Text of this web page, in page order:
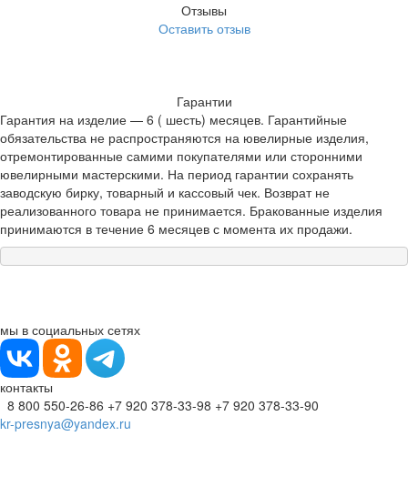
Отзывы
Оставить отзыв
Гарантии
Гарантия на изделие — 6 ( шесть) месяцев. Гарантийные
обязательства не распространяются на ювелирные изделия,
отремонтированные самими покупателями или сторонними
ювелирными мастерскими. На период гарантии сохранять
заводскую бирку, товарный и кассовый чек. Возврат не
реализованного товара не принимается. Бракованные изделия
принимаются в течение 6 месяцев с момента их продажи.
мы в социальных сетях
контакты
8 800 550-26-86 +7 920 378-33-98 +7 920 378-33-90
kr-presnya@yandex.ru